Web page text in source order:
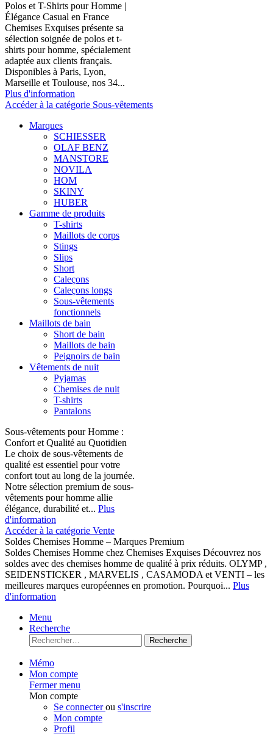
Polos et T-Shirts pour Homme |
Élégance Casual en France
Chemises Exquises présente sa
sélection soignée de polos et t-
shirts pour homme, spécialement
adaptée aux clients français.
Disponibles à Paris, Lyon,
Marseille et Toulouse, nos 34...
Plus d'information
Accéder à la catégorie Sous-vêtements
Marques
SCHIESSER
OLAF BENZ
MANSTORE
NOVILA
HOM
SKINY
HUBER
Gamme de produits
T-shirts
Maillots de corps
Stings
Slips
Short
Caleçons
Caleçons longs
Sous-vêtements
fonctionnels
Maillots de bain
Short de bain
Maillots de bain
Peignoirs de bain
Vêtements de nuit
Pyjamas
Chemises de nuit
T-shirts
Pantalons
Sous-vêtements pour Homme :
Confort et Qualité au Quotidien
Le choix de sous-vêtements de
qualité est essentiel pour votre
confort tout au long de la journée.
Notre sélection premium de sous-
vêtements pour homme allie
élégance, durabilité et... Plus
d'information
Accéder à la catégorie Vente
Soldes Chemises Homme – Marques Premium
Soldes Chemises Homme chez Chemises Exquises Découvrez nos
soldes avec des chemises homme de qualité à prix réduits. OLYMP ,
SEIDENSTICKER , MARVELIS , CASAMODA et VENTI – les
meilleures marques européennes en promotion. Pourquoi... Plus
d'information
Menu
Recherche
Recherche
Mémo
Mon compte
Fermer menu
Mon compte
Se connecterou s'inscrire
Mon compte
Profil